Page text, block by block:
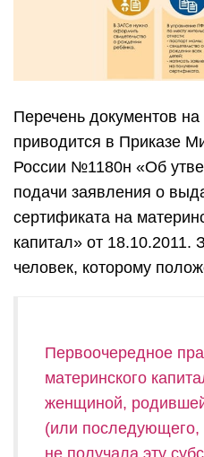
Перечень документов
приводится в Приказе
России №1180н «Об
подачи заявления о
сертификата на
капитал» от 18.10.2011.
человек, которому
Первоочередное
материнского
женщиной,
(или
не получала эту